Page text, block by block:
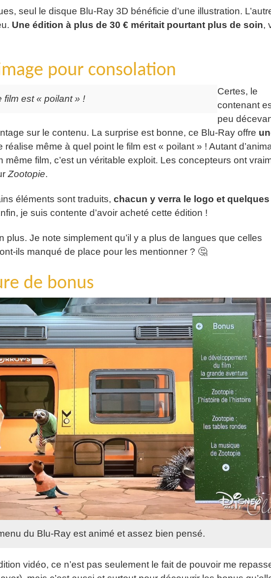
seul le disque Blu-Ray 3D bénéficie d’une illustration.
Une édition à plus de 30 € méritait pourtant plus de soin,
pour consolation
film est « poilant » !
Certes, le
contenant
peu
sur le contenu. La surprise est bonne, ce Blu-Ray offre
réalise même à quel point le film est « poilant » ! Autant
même film, c’est un véritable exploit. Les concepteurs ont
Zootopie.
éléments sont traduits, chacun y verra le logo et quelques
je suis contente d’avoir acheté cette édition !
plus. Je note simplement qu’il y a plus de langues que celles
ils manqué de place pour les mentionner ? 🤔
de bonus
du Blu-Ray est animé et assez bien pensé.
vidéo, ce n’est pas seulement le fait de pouvoir me